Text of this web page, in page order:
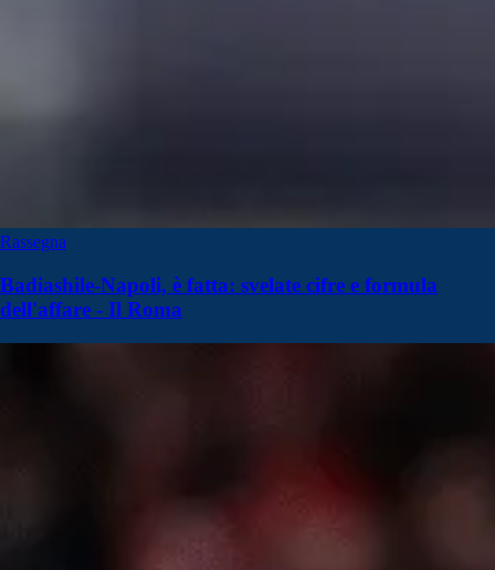
Rassegna
Badiashile-Napoli, è fatta: svelate cifre e formula
dell'affare - Il Roma